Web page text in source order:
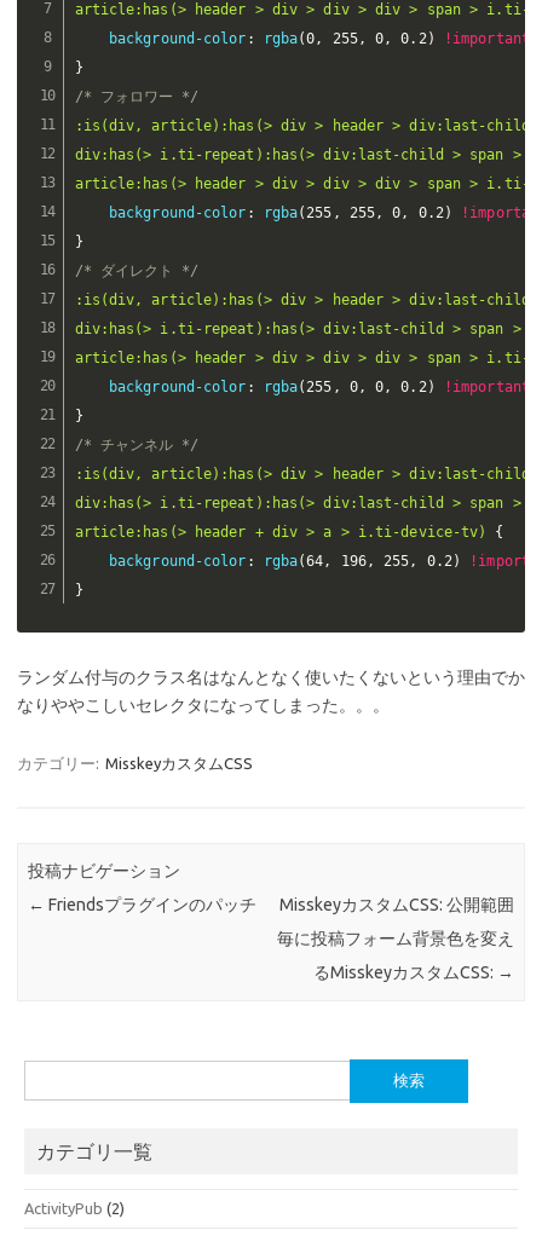
article:has(> header > div > div > div > span > i.ti-
background-color : rgba(0, 255, 0, 0.2) !important
}
/* フォロワー */
:is(div, article):has(> div > header > div:last-child
div:has(> i.ti-repeat):has(> div:last-child > span
article:has(> header > div > div > div > span > i.ti-
background-color : rgba( 255 , 255, 0, 0.2)
}
/* ダイレクト */
:is(div, article):has(> div > header > div:last-child
div:has(> i.ti-repeat):has(> div:last-child > span >
article:has(> header > div > div > div > span > i.ti-
background-color : rgba( 255 , 0, 0, 0.2) !important
}
/* チャンネル */
:is(div, article):has(> div > header > div:last-child
div:has(> i.ti-repeat):has(> div:last-child > span >
article:has(> header + div > a > i.ti-device-tv)
{
background-color : rgba(64, 196, 255, 0.2)
}
ランダム付与のクラス名はなんとなく使いたくないという理由でか
なりややこしいセレクタになってしまった。。。
カテゴリー: MisskeyカスタムCSS
投稿ナビゲーション
← Friendsプラグインのパッチ
MisskeyカスタムCSS: 公開範囲
毎に投稿フォーム背景色を変え
るMisskeyカスタムCSS: →
索:
カテゴリ一覧
ActivityPub (2)